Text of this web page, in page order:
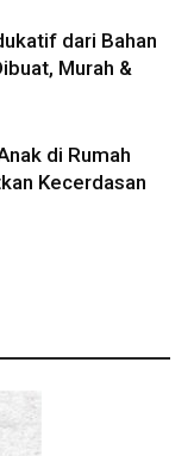
dari Bahan
Murah &
di Rumah
Kecerdasan